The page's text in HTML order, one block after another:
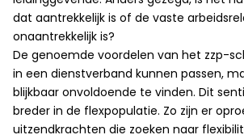
dat aantrekkelijk is of de vaste
onaantrekkelijk is?
De genoemde voordelen van het zzp-
in een dienstverband kunnen passen,
blijkbaar onvoldoende te vinden. Dit
breder in de flexpopulatie. Zo zijn er
uitzendkrachten die zoeken naar